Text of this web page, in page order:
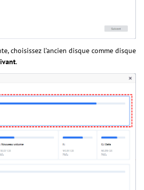
choisissez l’ancien disque comme disque
.